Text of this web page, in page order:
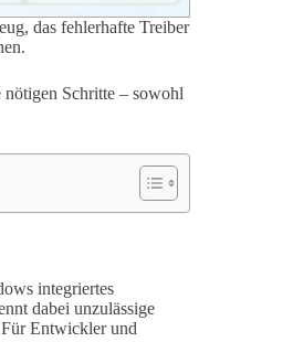
das fehlerhafte Treiber
Schritte – sowohl
integriertes
dabei unzulässige
Entwickler und